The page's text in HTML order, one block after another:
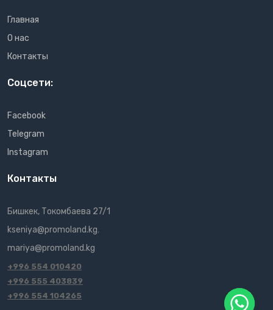
Главная
О нас
Контакты
Соцсети:
Facebook
Telegram
Instagram
Контакты
Бишкек, Токомбаева 27/1
kseniya@promoland.kg,
mariya@promoland.kg
+996 554 010420
+996 555 403839
+996 554 104265